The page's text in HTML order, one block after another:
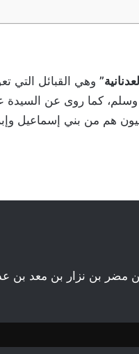
وهي القبائل التي
كما روى عن السيدة
هم من بني إسماعيل
مضر بن نزار بن معد بن